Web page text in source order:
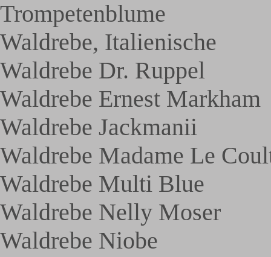
Trompetenblume
Waldrebe, Italienische
Waldrebe Dr. Ruppel
Waldrebe Ernest Markham
Waldrebe Jackmanii
Waldrebe Madame Le
Waldrebe Multi Blue
Waldrebe Nelly Moser
Waldrebe Niobe